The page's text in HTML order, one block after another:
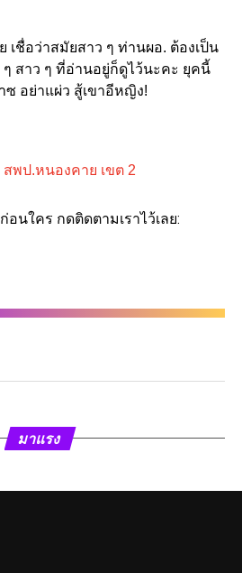
เชื่อว่าสมัยสาว ๆ ท่านผอ. ต้องเป็น
ๆ สาว ๆ ที่อ่านอยู่ก็ดูไว้นะคะ ยุคนี้
อย่าแผ่ว สู้เขาอีหญิง!
สพป.หนองคาย เขต 2
นใคร กดติดตามเราไว้เลย:
มาแรง